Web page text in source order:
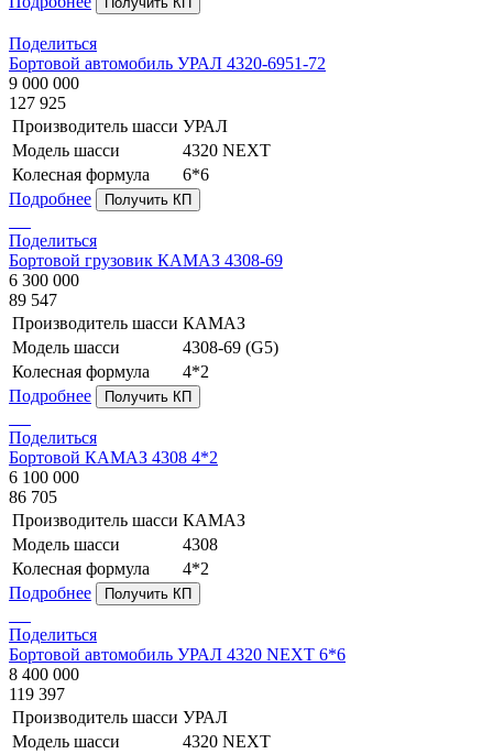
Поделиться
Бортовой автомобиль УРАЛ 4320-6951-72
9 000 000
127 925
Производитель шасси УРАЛ
Модель шасси
4320 NEXT
Колесная формула
6*6
Подробнее
Получить КП
Поделиться
Бортовой грузовик КАМАЗ 4308-69
6 300 000
89 547
Производитель шасси КАМАЗ
Модель шасси
4308-69 (G5)
Колесная формула
4*2
Подробнее
Получить КП
Поделиться
Бортовой КАМАЗ 4308 4*2
6 100 000
86 705
Производитель шасси КАМАЗ
Модель шасси
4308
Колесная формула
4*2
Подробнее
Получить КП
Поделиться
Бортовой автомобиль УРАЛ 4320 NEXT 6*6
8 400 000
119 397
Производитель шасси УРАЛ
Модель шасси
4320 NEXT